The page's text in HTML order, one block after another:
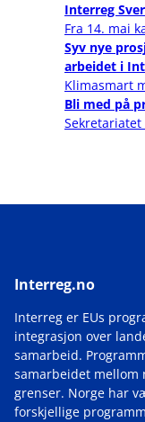
Interreg
Fra 14. mai
Syv nye
arbeidet i
Klimasmart
Bli med på
Interreg.no
Interreg er EUs
integrasjon over
samarbeid.
samarbeidet mellom
grenser. Norge har
forskjellige